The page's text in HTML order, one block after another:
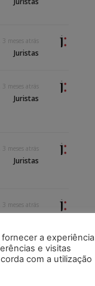
3 meses atrás
Juristas
3 meses atrás
Juristas
3 meses atrás
Juristas
3 meses atrás
4 meses atrás
a experiência
e visitas
com a utilização